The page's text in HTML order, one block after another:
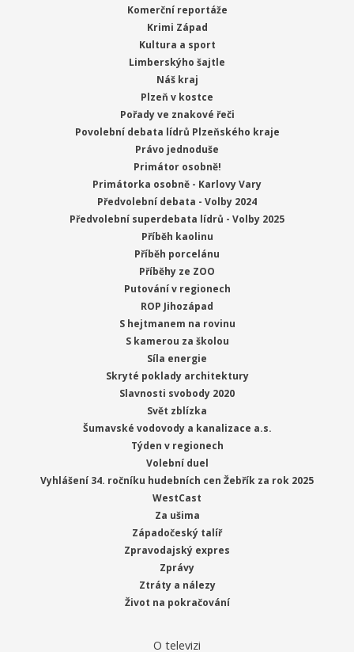
Komerční reportáže
Krimi Západ
Kultura a sport
Limberskýho šajtle
Náš kraj
Plzeň v kostce
Pořady ve znakové řeči
Povolební debata lídrů Plzeňského kraje
Právo jednoduše
Primátor osobně!
Primátorka osobně - Karlovy Vary
Předvolební debata - Volby 2024
Předvolební superdebata lídrů - Volby 2025
Příběh kaolinu
Příběh porcelánu
Příběhy ze ZOO
Putování v regionech
ROP Jihozápad
S hejtmanem na rovinu
S kamerou za školou
Síla energie
Skryté poklady architektury
Slavnosti svobody 2020
Svět zblízka
Šumavské vodovody a kanalizace a.s.
Týden v regionech
Volební duel
Vyhlášení 34. ročníku hudebních cen Žebřík za rok 2025
WestCast
Za ušima
Západočeský talíř
Zpravodajský expres
Zprávy
Ztráty a nálezy
Život na pokračování
O televizi